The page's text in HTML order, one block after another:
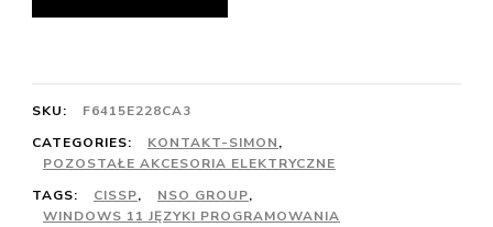
SKU:
F6415E228CA3
CATEGORIES:
KONTAKT-SIMON,
POZOSTAŁE AKCESORIA ELEKTRYCZNE
TAGS:
CISSP, NSO GROUP,
WINDOWS 11 JĘZYKI PROGRAMOWANIA